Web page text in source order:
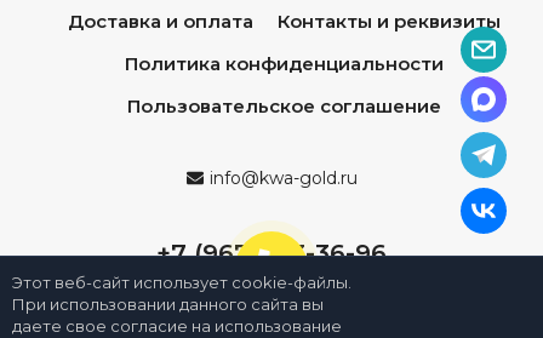
Доставка и оплата
Контакты и реквизиты
Политика конфиденциальности
Пользовательское соглашение
info@kwa-gold.ru
+7 (967) 013-36-96
Этот веб-сайт использует cookie-файлы.
При использовании данного сайта вы
даете свое согласие на использование